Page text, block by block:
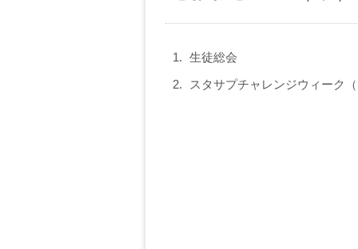
生徒総会
スタサプチャレンジウィーク（